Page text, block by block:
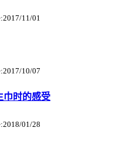
11/01
10/07
巾时的感受
01/28